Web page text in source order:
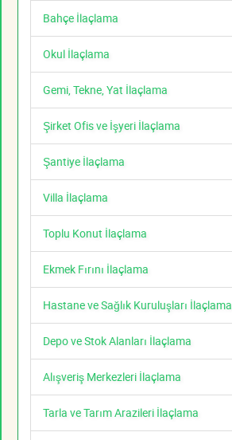
Bahçe İlaçlama
Okul İlaçlama
Gemi, Tekne, Yat İlaçlama
Şirket Ofis ve İşyeri İlaçlama
Şantiye İlaçlama
Villa İlaçlama
Toplu Konut İlaçlama
Ekmek Fırını İlaçlama
Hastane ve Sağlık Kuruluşları İlaçlama
Depo ve Stok Alanları İlaçlama
Alışveriş Merkezleri İlaçlama
Tarla ve Tarım Arazileri İlaçlama